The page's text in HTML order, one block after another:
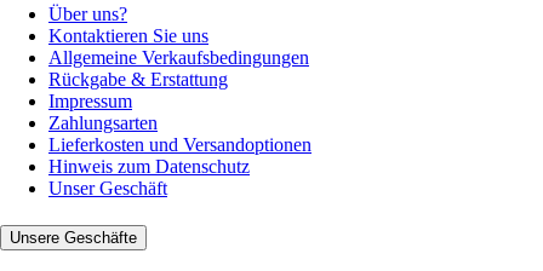
Über uns?
Kontaktieren Sie uns
Allgemeine Verkaufsbedingungen
Rückgabe & Erstattung
Impressum
Zahlungsarten
Lieferkosten und Versandoptionen
Hinweis zum Datenschutz
Unser Geschäft
Unsere Geschäfte